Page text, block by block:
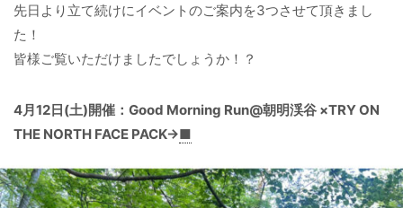
先日より立て続けにイベントのご案内を3つさせて頂きまし
た！
皆様ご覧いただけましたでしょうか！？
4月12日(土)開催：Good Morning Run@朝明渓谷 ×TRY ON
THE NORTH FACE PACK→■